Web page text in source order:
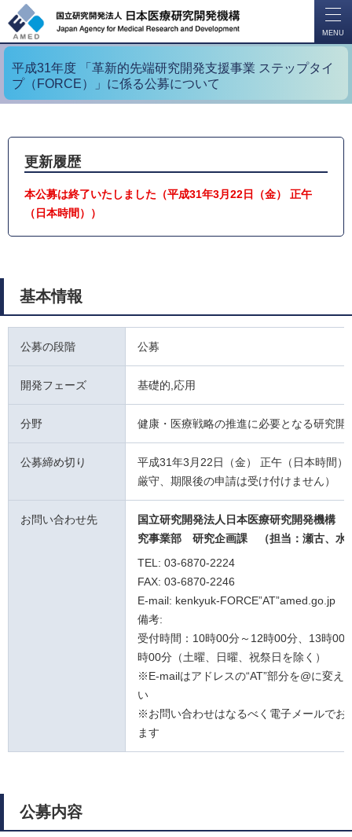
MENU
平成31年度 「革新的先端研究開発支援事業 ステップタイ
プ（FORCE）」に係る公募について
更新履歴
本公募は終了いたしました（平成31年3月22日（金） 正午
（日本時間））
基本情報
公募の段階 公募
開発フェーズ 基礎的,応用
分野 健康・医療戦略の推進に必要となる研究開
公募締め切り
平成31年3月22日（金） 正午（日本時間）
厳守、期限後の申請は受け付けません）
お問い合わせ先
国立研究開発法人日本医療研究開発機構
究事業部 研究企画課
（担当：瀬古、水
TEL: 03-6870-2224
FAX: 03-6870-2246
E-mail: kenkyuk-FORCE”AT”amed.go.jp
備考:
受付時間：10時00分～12時00分、13時00
時00分（土曜、日曜、祝祭日を除く）
※E-mailはアドレスの“AT”部分を@に変え
い
※お問い合わせはなるべく電子メールでお
ます
公募内容